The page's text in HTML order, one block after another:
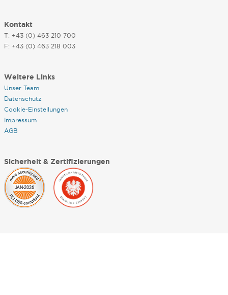
Kontakt
T: +43 (0) 463 210 700
F: +43 (0) 463 218 003
Weitere Links
Unser Team
Datenschutz
Cookie-Einstellungen
Impressum
AGB
Sicherheit & Zertifizierungen